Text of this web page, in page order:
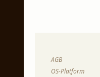
AGB
OS-Platform